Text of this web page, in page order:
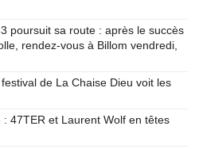
poursuit sa route : après le succès
rendez-vous à Billom vendredi,
de La Chaise Dieu voit les
: 47TER et Laurent Wolf en têtes